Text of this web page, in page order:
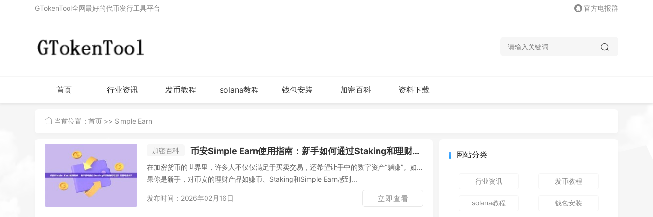
GTokenTool全网最好的代币发行工具平台 官方电报群
首页 行业资讯 发币教程 solana教程 钱包安装 加密百科 资料下载
当前位置： 首页 >> Simple Earn
加密百科 币安Simple Earn使用指南：新手如何通过Staking和理财赚取收益？收益可靠吗？
在加密货币的世界里，许多人不仅仅满足于买卖交易，还希望让手中的数字资产“躺赚”。如
果你是新手，对币安的理财产品如赚币、Staking和Simple Earn感到...
发布时间：2026年02月16日 立即查看
网站分类
行业资讯 发币教程
solana教程 钱包安装